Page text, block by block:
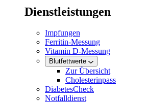
Dienstleistungen
Impfungen
Ferritin-Messung
Vitamin D-Messung
Blutfettwerte
Zur Übersicht
Cholesterinpass
DiabetesCheck
Notfalldienst